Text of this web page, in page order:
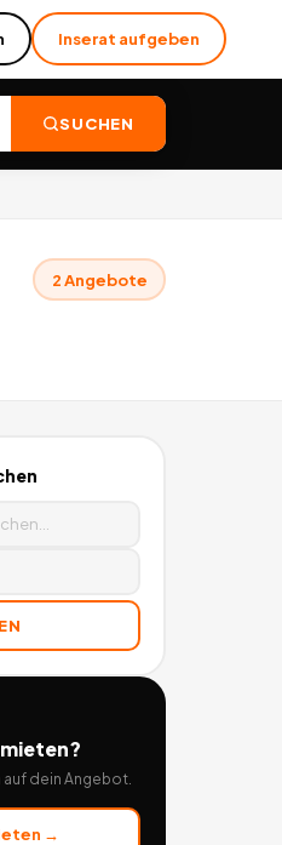
Inserat aufgeben
SUCHEN
2Angebote
dein Angebot.
→